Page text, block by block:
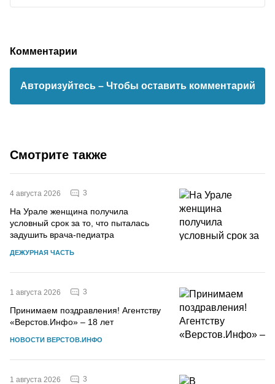
Комментарии
Авторизуйтесь – Чтобы оставить комментарий
Смотрите также
4 августа 2026 3
На Урале женщина получила
условный срок за то, что пыталась
задушить врача-педиатра
ДЕЖУРНАЯ ЧАСТЬ
1 августа 2026 3
Принимаем поздравления! Агентству
«Верстов.Инфо» – 18 лет
НОВОСТИ ВЕРСТОВ.ИНФО
1 августа 2026 3